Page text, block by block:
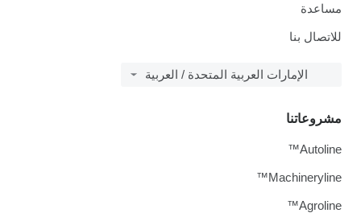
مساعدة
للاتصال بنا
الإمارات العربية المتحدة / العربية
مشروعاتنا
Autoline™
Machineryline™
Agroline™